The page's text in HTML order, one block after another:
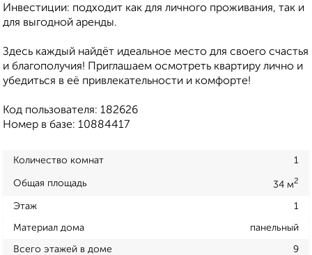
Инвестиции: подходит как для личного проживания, так и
для выгодной аренды.
Здесь каждый найдёт идеальное место для своего счастья
и благополучия! Приглашаем осмотреть квартиру лично и
убедиться в её привлекательности и комфорте!
Код пользователя: 182626
Номер в базе: 10884417
Количество комнат 1
Общая площадь 34 м2
Этаж 1
Материал дома панельный
Всего этажей в доме 9